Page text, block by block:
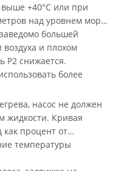
+40°С или при
над уровнем моря,
большей
и плохом
P2 снижается.
более
насос не должен
жидкости. Кривая
процент от
температуры